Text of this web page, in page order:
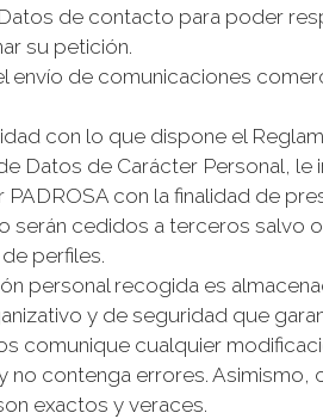
de contacto para poder
su petición.
envío de comunicaciones
con lo que dispone el
Datos de Carácter Personal,
con la finalidad de
serán cedidos a terceros salvo
perfiles.
personal recogida es
y de seguridad que
comunique cualquier
no contenga errores.
exactos y veraces.